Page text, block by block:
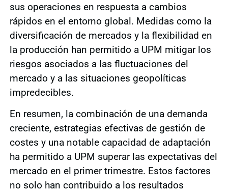
sus operaciones en respuesta a cambios
rápidos en el entorno global. Medidas como la
diversificación de mercados y la flexibilidad en
la producción han permitido a UPM mitigar los
riesgos asociados a las fluctuaciones del
mercado y a las situaciones geopolíticas
impredecibles.
En resumen, la combinación de una demanda
creciente, estrategias efectivas de gestión de
costes y una notable capacidad de adaptación
ha permitido a UPM superar las expectativas del
mercado en el primer trimestre. Estos factores
no solo han contribuido a los resultados